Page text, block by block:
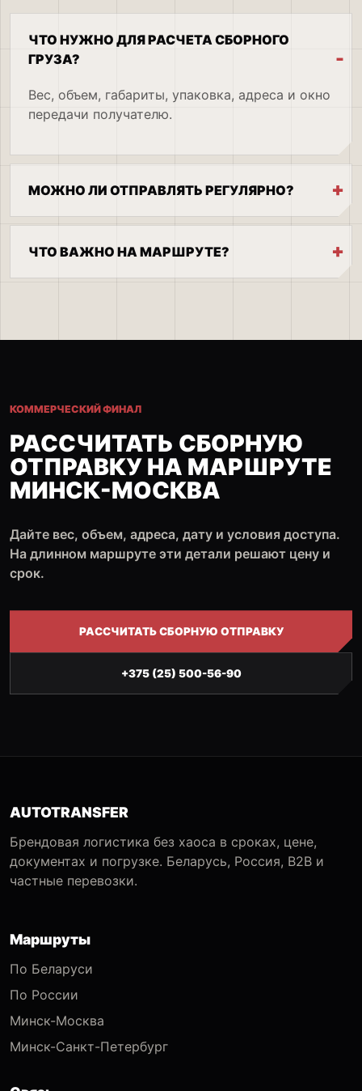
ЧТО НУЖНО ДЛЯ РАСЧЕТА СБОРНОГО
ГРУЗА?
Вес, объем, габариты, упаковка, адреса и окно
передачи получателю.
МОЖНО ЛИ ОТПРАВЛЯТЬ РЕГУЛЯРНО?
ЧТО ВАЖНО НА МАРШРУТЕ?
КОММЕРЧЕСКИЙ ФИНАЛ
РАССЧИТАТЬ СБОРНУЮ
ОТПРАВКУ НА МАРШРУТЕ
МИНСК-МОСКВА
Дайте вес, объем, адреса, дату и условия доступа.
На длинном маршруте эти детали решают цену и
срок.
РАССЧИТАТЬ СБОРНУЮ ОТПРАВКУ
+375 (25) 500-56-90
AUTOTRANSFER
Брендовая логистика без хаоса в сроках, цене,
документах и погрузке. Беларусь, Россия, B2B и
частные перевозки.
Маршруты
По Беларуси
По России
Минск-Москва
Минск-Санкт-Петербург